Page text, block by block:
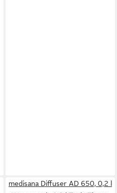
medisana Diffuser AD 650, 0,2 l